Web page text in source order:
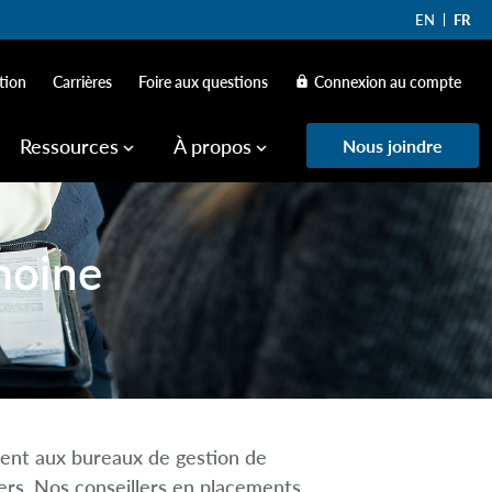
EN FR
Carrières Foire aux questions lock Connexion au compte
Ressources keyboard_arrow_down À propos keyboard_arrow_down Nous joindre
aux bureaux de gestion de
Nos conseillers en placements